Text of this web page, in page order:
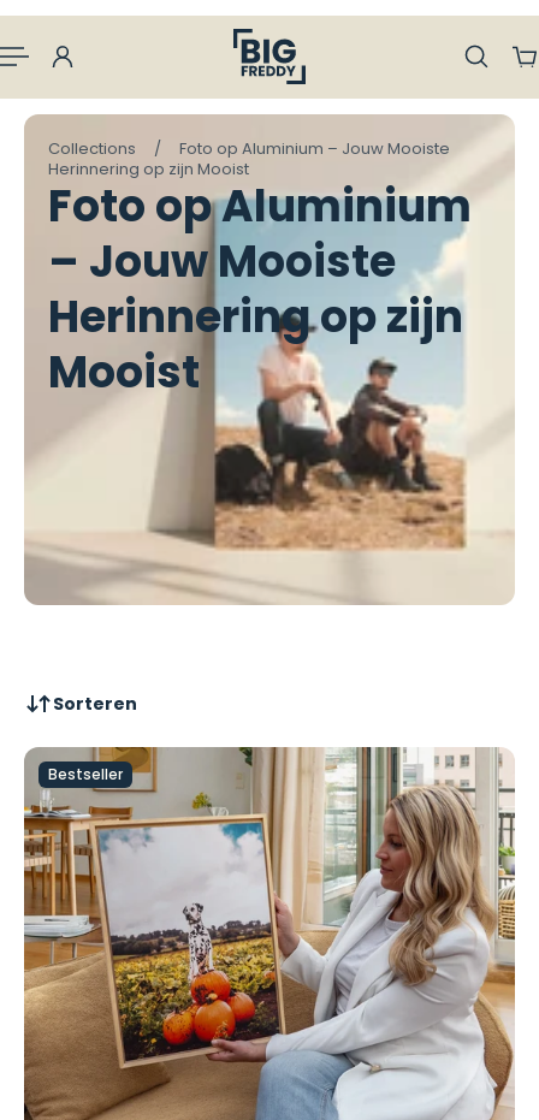
Collections /
Foto op Aluminium – Jouw Mooiste
Herinnering op zijn Mooist
Foto op Aluminium
– Jouw Mooiste
Herinnering op zijn
Mooist
Sorteren
Bestseller